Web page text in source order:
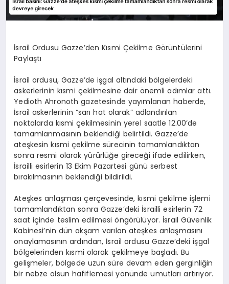
İsrail Ordusu Gazze’den Kısmi Çekilme Görüntülerini
Paylaştı
İsrail ordusu, Gazze’de işgal altındaki bölgelerdeki
askerlerinin kısmi çekilmesine dair önemli adımlar attı.
Yedioth Ahronoth gazetesinde yayımlanan haberde,
İsrail askerlerinin “sarı hat olarak” adlandırılan
noktalarda kısmi çekilmesinin yerel saatle 12.00’de
tamamlanmasının beklendiği belirtildi. Gazze’de
ateşkesin kısmi çekilme sürecinin tamamlandıktan
sonra resmi olarak yürürlüğe gireceği ifade edilirken,
İsrailli esirlerin 13 Ekim Pazartesi günü serbest
bırakılmasının beklendiği bildirildi.
Ateşkes anlaşması çerçevesinde, kısmi çekilme işlemi
tamamlandıktan sonra Gazze’deki İsrailli esirlerin 72
saat içinde teslim edilmesi öngörülüyor. İsrail Güvenlik
Kabinesi’nin dün akşam varılan ateşkes anlaşmasını
onaylamasının ardından, İsrail ordusu Gazze’deki işgal
bölgelerinden kısmi olarak çekilmeye başladı. Bu
gelişmeler, bölgede uzun süre devam eden gerginliğin
bir nebze olsun hafiflemesi yönünde umutları artırıyor.